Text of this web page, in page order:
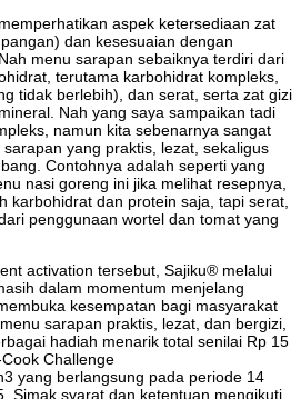
aspek ketersediaan zat
dan kesesuaian dengan
menu sarapan sebaiknya terdiri dari
terutama karbohidrat kompleks,
tidak berlebih), dan serat, serta zat gizi
Nah yang saya sampaikan tadi
namun kita sebenarnya sangat
yang praktis, lezat, sekaligus
Contohnya adalah seperti yang
nasi goreng ini jika melihat resepnya,
karbohidrat dan protein saja, tapi serat,
penggunaan wortel dan tomat yang
activation tersebut, Sajiku® melalui
dalam momentum menjelang
kesempatan bagi masyarakat
sarapan praktis, lezat, dan bergizi,
hadiah menarik total senilai Rp 15
Challenge
yang berlangsung pada periode 14
Simak syarat dan ketentuan mengikuti